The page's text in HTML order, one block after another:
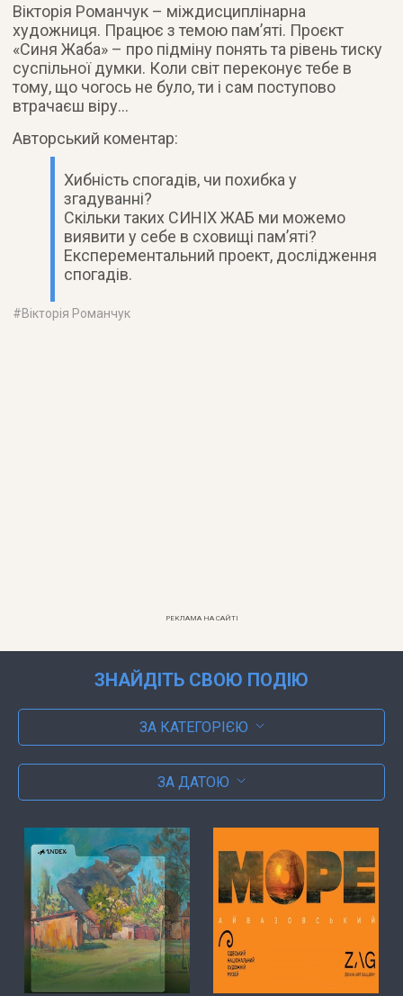
Вікторія Романчук – міждисциплінарна
художниця. Працює з темою памʼяті. Проєкт
«Синя Жаба» – про підміну понять та рівень тиску
суспільної думки. Коли світ переконує тебе в
тому, що чогось не було, ти і сам поступово
втрачаєш віру…
Авторський коментар:
Хибність спогадів, чи похибка у
згадуванні?
Скільки таких СИНІХ ЖАБ ми можемо
виявити у себе в сховищі пам’яті?
Експерементальний проект, дослідження
спогадів.
#Вікторія Романчук
РЕКЛАМА НА САЙТІ
ЗНАЙДІТЬ СВОЮ ПОДІЮ
ЗА КАТЕГОРІЄЮ
ЗА ДАТОЮ